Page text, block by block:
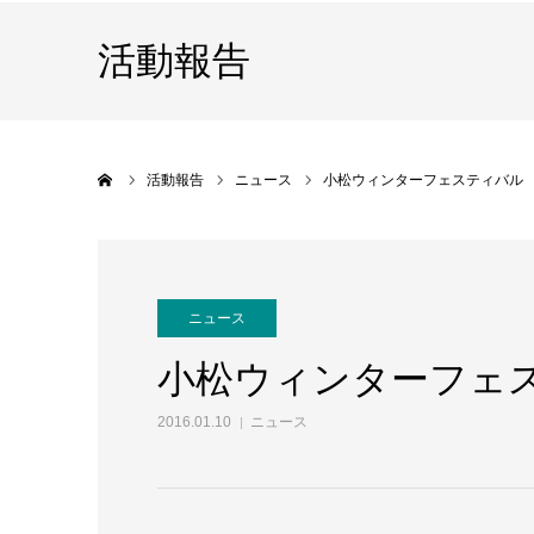
活動報告
活動報告 ニュース 小松ウィンターフェスティバル
ニュース
小松ウィンターフェ
2016.01.10 ニュース